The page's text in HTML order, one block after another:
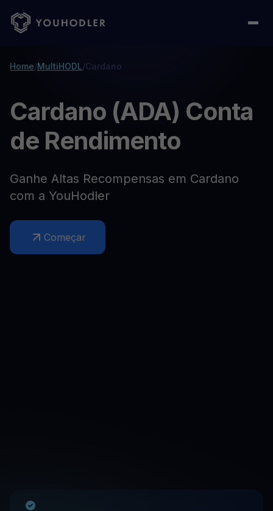
Home/MultiHODL/Cardano
Cardano (ADA) Conta
de Rendimento
Ganhe Altas Recompensas em Cardano
com a YouHodler
Começar